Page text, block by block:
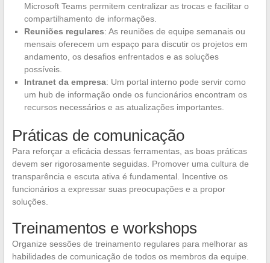
Microsoft Teams permitem centralizar as trocas e facilitar o
compartilhamento de informações.
Reuniões regulares: As reuniões de equipe semanais ou
mensais oferecem um espaço para discutir os projetos em
andamento, os desafios enfrentados e as soluções
possíveis.
Intranet da empresa: Um portal interno pode servir como
um hub de informação onde os funcionários encontram os
recursos necessários e as atualizações importantes.
Práticas de comunicação
Para reforçar a eficácia dessas ferramentas, as boas práticas
devem ser rigorosamente seguidas. Promover uma cultura de
transparência e escuta ativa é fundamental. Incentive os
funcionários a expressar suas preocupações e a propor
soluções.
Treinamentos e workshops
Organize sessões de treinamento regulares para melhorar as
habilidades de comunicação de todos os membros da equipe.